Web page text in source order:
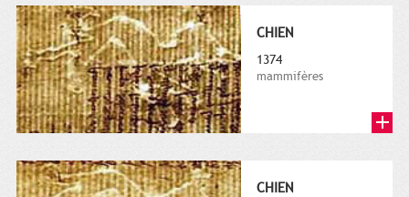
CHIEN
1374
mammifères
CHIEN